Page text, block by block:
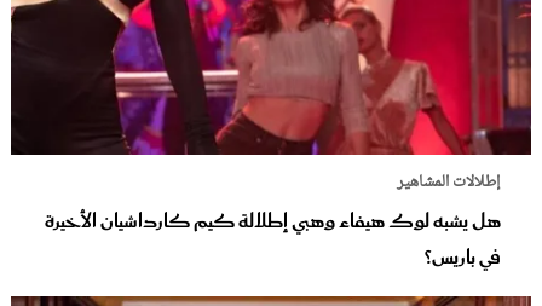
إطلالات المشاهير
هل يشبه لوك هيفاء وهبي إطلالة كيم كارداشيان الأخيرة
في باريس؟